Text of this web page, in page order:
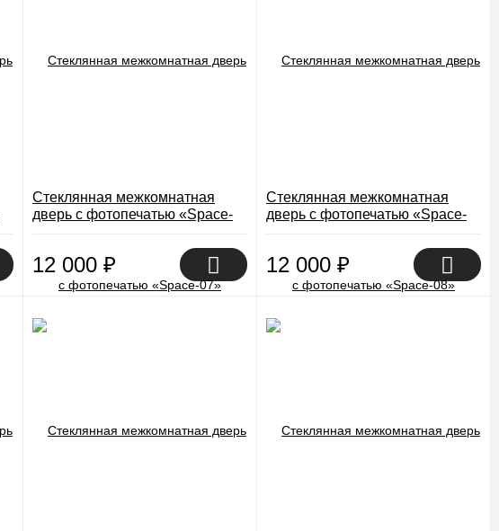
Стеклянная межкомнатная
дверь с фотопечатью «Space-
12 000 ₽
Стеклянная межкомнатная
дверь с фотопечатью «Space-
12 000 ₽